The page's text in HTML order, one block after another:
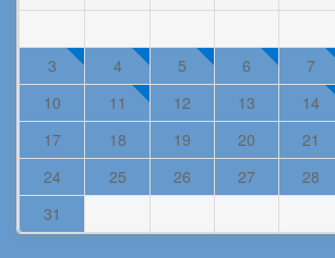
3
4 5 6 7
10
11 12 13 14
17
18 19 20 21
24
25 26 27 28
31